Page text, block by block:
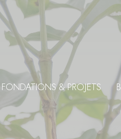
FONDATIONS & PROJETS